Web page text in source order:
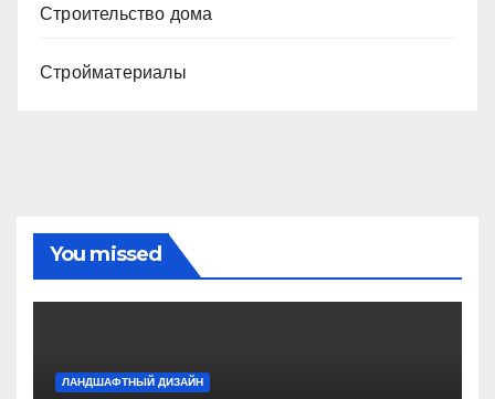
Строительство дома
Стройматериалы
You missed
ЛАНДШАФТНЫЙ ДИЗАЙН